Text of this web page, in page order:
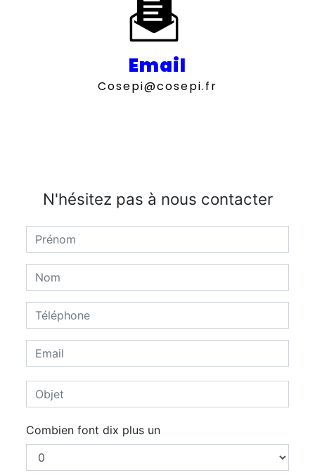
Email
cosepi@cosepi.fr
N'hésitez pas à nous contacter
Combien font dix plus un